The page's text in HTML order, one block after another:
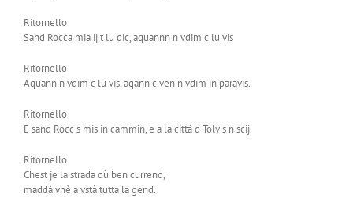
Ritornello
Sand Rocca mia ij t lu dic, aquannn n vdim c lu vis
Ritornello
Aquann n vdim c lu vis, aqann c ven n vdim in paravis.
Ritornello
E sand Rocc s mis in cammin, e a la città d Tolv s n scij.
Ritornello
Chest je la strada dù ben currend,
maddà vnè a vstà tutta la gend.